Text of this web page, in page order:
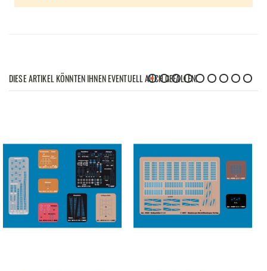
DIESE ARTIKEL KÖNNTEN IHNEN EVENTUELL AUCH GEFALLEN!